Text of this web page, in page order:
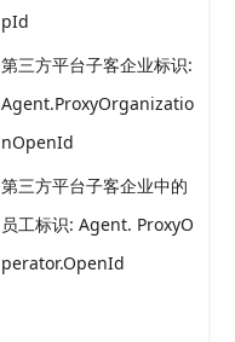
pId
第三方平台子客企业标识:
Agent.ProxyOrganizatio
nOpenId
第三方平台子客企业中的
员工标识: Agent. ProxyO
perator.OpenId